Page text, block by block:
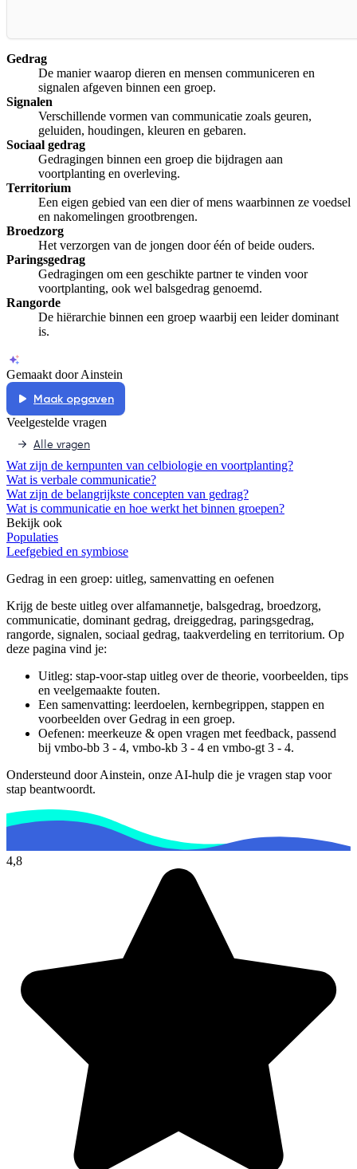
Gedrag
De manier waarop dieren en mensen communiceren en
signalen afgeven binnen een groep.
Signalen
Verschillende vormen van communicatie zoals geuren,
geluiden, houdingen, kleuren en gebaren.
Sociaal gedrag
Gedragingen binnen een groep die bijdragen aan
voortplanting en overleving.
Territorium
Een eigen gebied van een dier of mens waarbinnen ze voedsel
en nakomelingen grootbrengen.
Broedzorg
Het verzorgen van de jongen door één of beide ouders.
Paringsgedrag
Gedragingen om een geschikte partner te vinden voor
voortplanting, ook wel balsgedrag genoemd.
Rangorde
De hiërarchie binnen een groep waarbij een leider dominant
is.
Gemaakt door Ainstein
Maak opgaven
Veelgestelde vragen
Alle vragen
Wat zijn de kernpunten van celbiologie en voortplanting?
Wat is verbale communicatie?
Wat zijn de belangrijkste concepten van gedrag?
Wat is communicatie en hoe werkt het binnen groepen?
Bekijk ook
Populaties
Leefgebied en symbiose
Gedrag in een groep: uitleg, samenvatting en oefenen
Krijg de beste uitleg over alfamannetje, balsgedrag, broedzorg,
communicatie, dominant gedrag, dreiggedrag, paringsgedrag,
rangorde, signalen, sociaal gedrag, taakverdeling en territorium. Op
deze pagina vind je:
Uitleg: stap-voor-stap uitleg over de theorie, voorbeelden, tips
en veelgemaakte fouten.
Een samenvatting: leerdoelen, kernbegrippen, stappen en
voorbeelden overGedrag in een groep.
Oefenen: meerkeuze & open vragen met feedback, passend
bij vmbo-bb 3 - 4, vmbo-kb 3 - 4 en vmbo-gt 3 - 4.
Ondersteund door Ainstein, onze AI-hulp die je vragen stap voor
stap beantwoordt.
4,8